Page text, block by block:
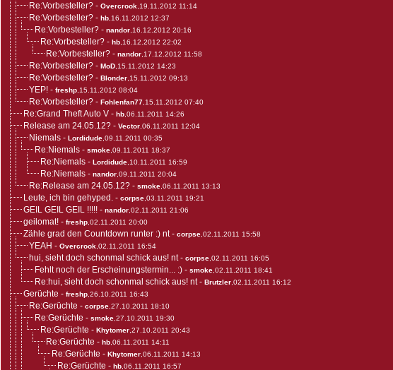
Re:Vorbesteller? - Overcrook ,19.11.2012 11:14
Re:Vorbesteller? - hb ,16.11.2012 12:37
Re:Vorbesteller? - nandor ,16.12.2012 20:16
Re:Vorbesteller? - hb ,16.12.2012 22:02
Re:Vorbesteller? - nandor ,17.12.2012 11:58
Re:Vorbesteller? - MoD ,15.11.2012 14:23
Re:Vorbesteller? - Blonder ,15.11.2012 09:13
YEP! - freshp ,15.11.2012 08:04
Re:Vorbesteller? - Fohlenfan77 ,15.11.2012 07:40
Re:Grand Theft Auto V - hb ,06.11.2011 14:26
Release am 24.05.12? - Vector ,06.11.2011 12:04
Niemals - Lordidude ,09.11.2011 00:35
Re:Niemals - smoke ,09.11.2011 18:37
Re:Niemals - Lordidude ,10.11.2011 16:59
Re:Niemals - nandor ,09.11.2011 20:04
Re:Release am 24.05.12? - smoke ,06.11.2011 13:13
Leute, ich bin gehyped. - corpse ,03.11.2011 19:21
GEIL GEIL GEIL !!!!! - nandor ,02.11.2011 21:06
geilomat! - freshp ,02.11.2011 20:00
Zähle grad den Countdown runter :) nt- corpse ,02.11.2011 15:58
YEAH - Overcrook ,02.11.2011 16:54
hui, sieht doch schonmal schick aus! nt- corpse ,02.11.2011 16:05
Fehlt noch der Erscheinungstermin... :) - smoke ,02.11.2011 18:41
Re:hui, sieht doch schonmal schick aus! nt- Brutzler ,02.11.2011 16:12
Gerüchte - freshp ,26.10.2011 16:43
Re:Gerüchte - corpse ,27.10.2011 18:10
Re:Gerüchte - smoke ,27.10.2011 19:30
Re:Gerüchte - Khytomer ,27.10.2011 20:43
Re:Gerüchte - hb ,06.11.2011 14:11
Re:Gerüchte - Khytomer ,06.11.2011 14:13
Re:Gerüchte - hb ,06.11.2011 16:57